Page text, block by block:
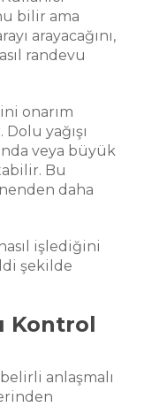
bilir ama
arayacağını,
randevu
onarım
yağışı
veya büyük
Bu
daha
işlediğini
şekilde
Kontrol
anlaşmalı